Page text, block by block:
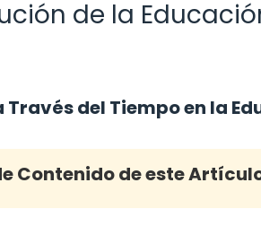
de la
Través del Tiempo en la
Contenido de este